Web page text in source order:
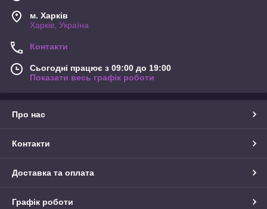
м. Харків
Харків, Україна
Контакти
Сьогодні працює з 09:00 до 19:00
Показати весь графік роботи
Про нас
Контакти
Доставка та оплата
Графік роботи